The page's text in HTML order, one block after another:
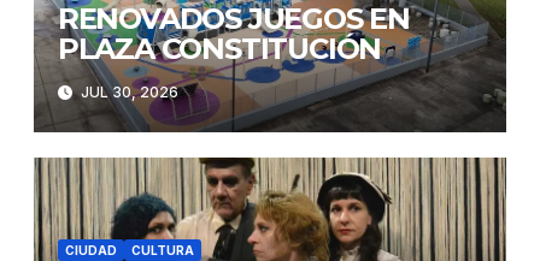
RENOVADOS JUEGOS EN
PLAZA CONSTITUCIÓN
JUL 30, 2026
CIUDAD CULTURA